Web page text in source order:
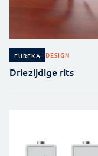
EUREKA DESIGN
Driezijdige rits